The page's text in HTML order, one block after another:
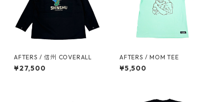
AFTERS / 信州 COVERALL
¥27,500
AFTERS / MOM TEE
¥5,500